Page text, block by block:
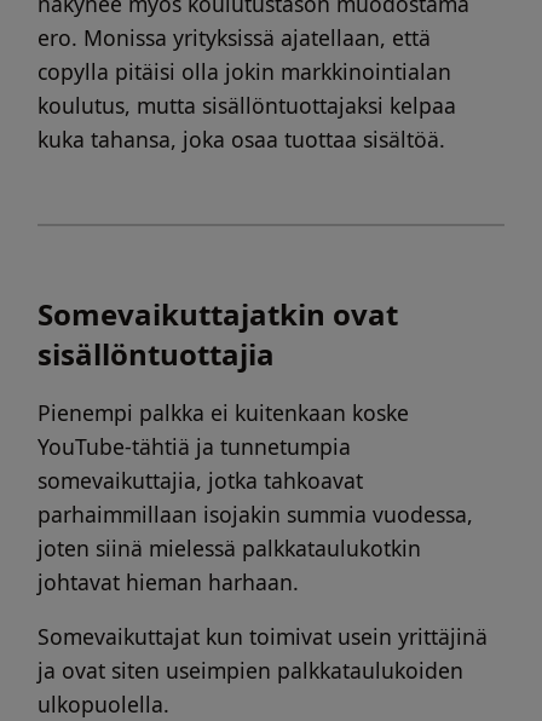
ero. Monissa yrityksissä ajatellaan, että
copylla pitäisi olla jokin markkinointialan
koulutus, mutta sisällöntuottajaksi kelpaa
kuka tahansa, joka osaa tuottaa sisältöä.
Somevaikuttajatkin ovat
sisällöntuottajia
Pienempi palkka ei kuitenkaan koske
YouTube-tähtiä ja tunnetumpia
somevaikuttajia, jotka tahkoavat
parhaimmillaan isojakin summia vuodessa,
joten siinä mielessä palkkataulukotkin
johtavat hieman harhaan.
Somevaikuttajat kun toimivat usein yrittäjinä
ja ovat siten useimpien palkkataulukoiden
ulkopuolella.